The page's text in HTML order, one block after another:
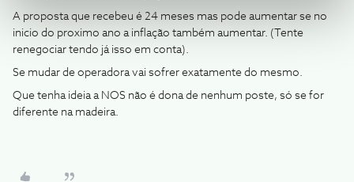
A proposta que recebeu é 24 meses mas pode aumentar se no
inicio do proximo ano a inflação também aumentar. (Tente
renegociar tendo já isso em conta).
Se mudar de operadora vai sofrer exatamente do mesmo.
Que tenha ideia a NOS não é dona de nenhum poste, só se for
diferente na madeira.